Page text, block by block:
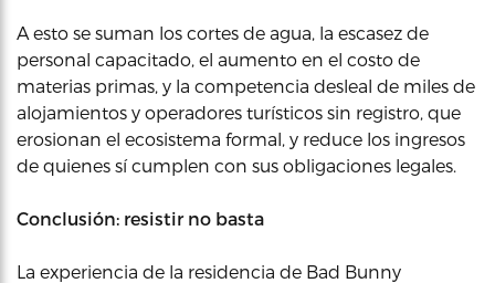
A esto se suman los cortes de agua, la escasez de
personal capacitado, el aumento en el costo de
materias primas, y la competencia desleal de miles de
alojamientos y operadores turísticos sin registro, que
erosionan el ecosistema formal, y reduce los ingresos
de quienes sí cumplen con sus obligaciones legales.
Conclusión: resistir no basta
La experiencia de la residencia de Bad Bunny